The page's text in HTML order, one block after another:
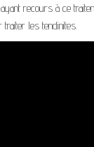
recours à ce
traiter les tendinites.